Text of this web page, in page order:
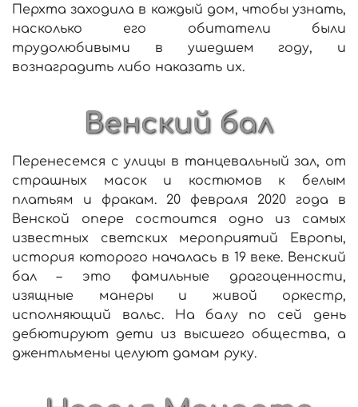
Перхта заходила в каждый дом, чтобы узнать,
насколько его обитатели были
трудолюбивыми в ушедшем году, и
вознаградить либо наказать их.
Венский бал
Перенесемся с улицы в танцевальный зал, от
страшных масок и костюмов к белым
платьям и фракам. 20 февраля 2020 года в
Венской опере состоится одно из самых
известных светских мероприятий Европы,
история которого началась в 19 веке. Венский
бал – это фамильные драгоценности,
изящные манеры и живой оркестр,
исполняющий вальс. На балу по сей день
дебютируют дети из высшего общества, а
джентльмены целуют дамам руку.